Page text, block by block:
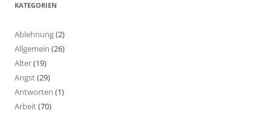
KATEGORIEN
Ablehnung(2)
Allgemein (26)
Alter(19)
Angst(29)
Antworten (1)
Arbeit(70)